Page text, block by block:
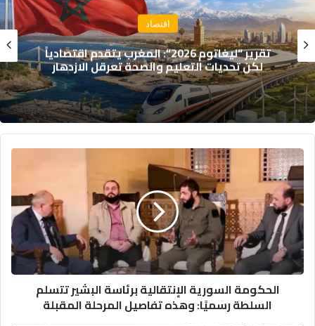
اقتصاد
تقرير “ليغاتوم 2026”: المغرب يتقدم اقتصادياً
لكن تحديات التعليم والصحة تعرقل الازدهار
الحكومة
السورية
الإنتقالية
برئاسة
البشير
تتسلم
السلطة
رسميًا:
وهذه
تفاصيلالحكومة السورية الإنتقالية برئاسة البشير تتسلم
السلطة رسميًا: وهذه تفاصيل المرحلة المقبلة